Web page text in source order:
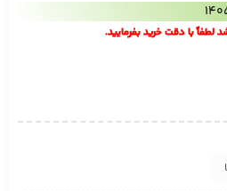
با دقت خرید بفرمایید.